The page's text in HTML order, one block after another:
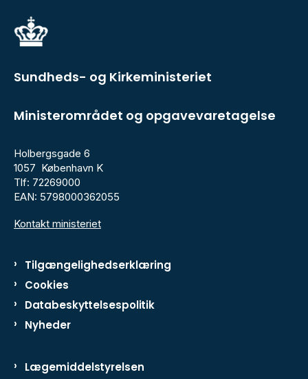
Sundheds- og Kirkeministeriet
Ministerområdet og opgavevaretagelse
Holbergsgade 6
1057 København K
Tlf: 72269000
EAN: 5798000362055
Kontakt ministeriet
Tilgængelighedserklæring
Cookies
Databeskyttelsespolitik
Nyheder
Lægemiddelstyrelsen